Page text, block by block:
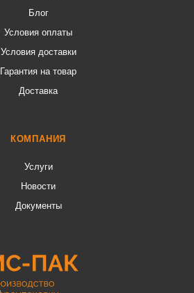
Блог
Условия оплаты
Условия доставки
Гарантия на товар
Доставка
КОМПАНИЯ
Услуги
Новости
Документы